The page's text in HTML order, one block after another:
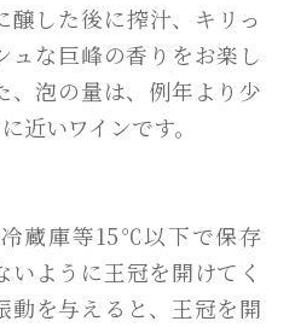
醸した後に搾汁、キリっ
ュな巨峰の香りをお楽し
、泡の量は、例年より少
近いワインです。
蔵庫等15℃以下で保存
いように王冠を開けてく
動を与えると、王冠を開